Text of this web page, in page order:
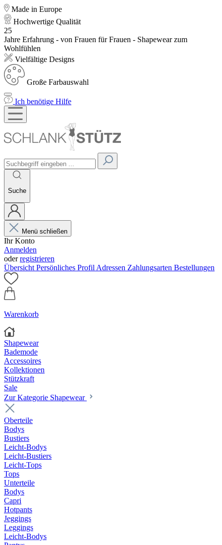
Made in Europe
Hochwertige Qualität
25
Jahre Erfahrung - von Frauen für Frauen - Shapewear zum
Wohlfühlen
Vielfältige Designs
Große Farbauswahl
Ich benötige Hilfe
Suche
Menü schließen
Ihr Konto
Anmelden
oderregistrieren
Übersicht Persönliches Profil Adressen Zahlungsarten Bestellungen
Warenkorb
Shapewear
Bademode
Accessoires
Kollektionen
Stützkraft
Sale
Zur Kategorie Shapewear
Oberteile
Bodys
Bustiers
Leicht-Bodys
Leicht-Bustiers
Leicht-Tops
Tops
Unterteile
Bodys
Capri
Hotpants
Jeggings
Leggings
Leicht-Bodys